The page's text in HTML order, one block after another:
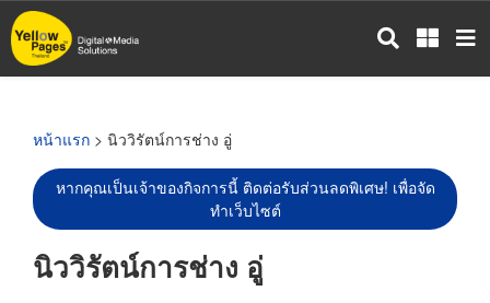
ข้าม
ไป
หน้าแรก > นิววิรัตน์การช่าง อู่
หากคุณเป็นเจ้าของกิจการนี้ ติดต่อรับส่วนลดพิเศษ! เพื่อจัด
ทำเว็บไซต์
นิววิรัตน์การช่าง อู่